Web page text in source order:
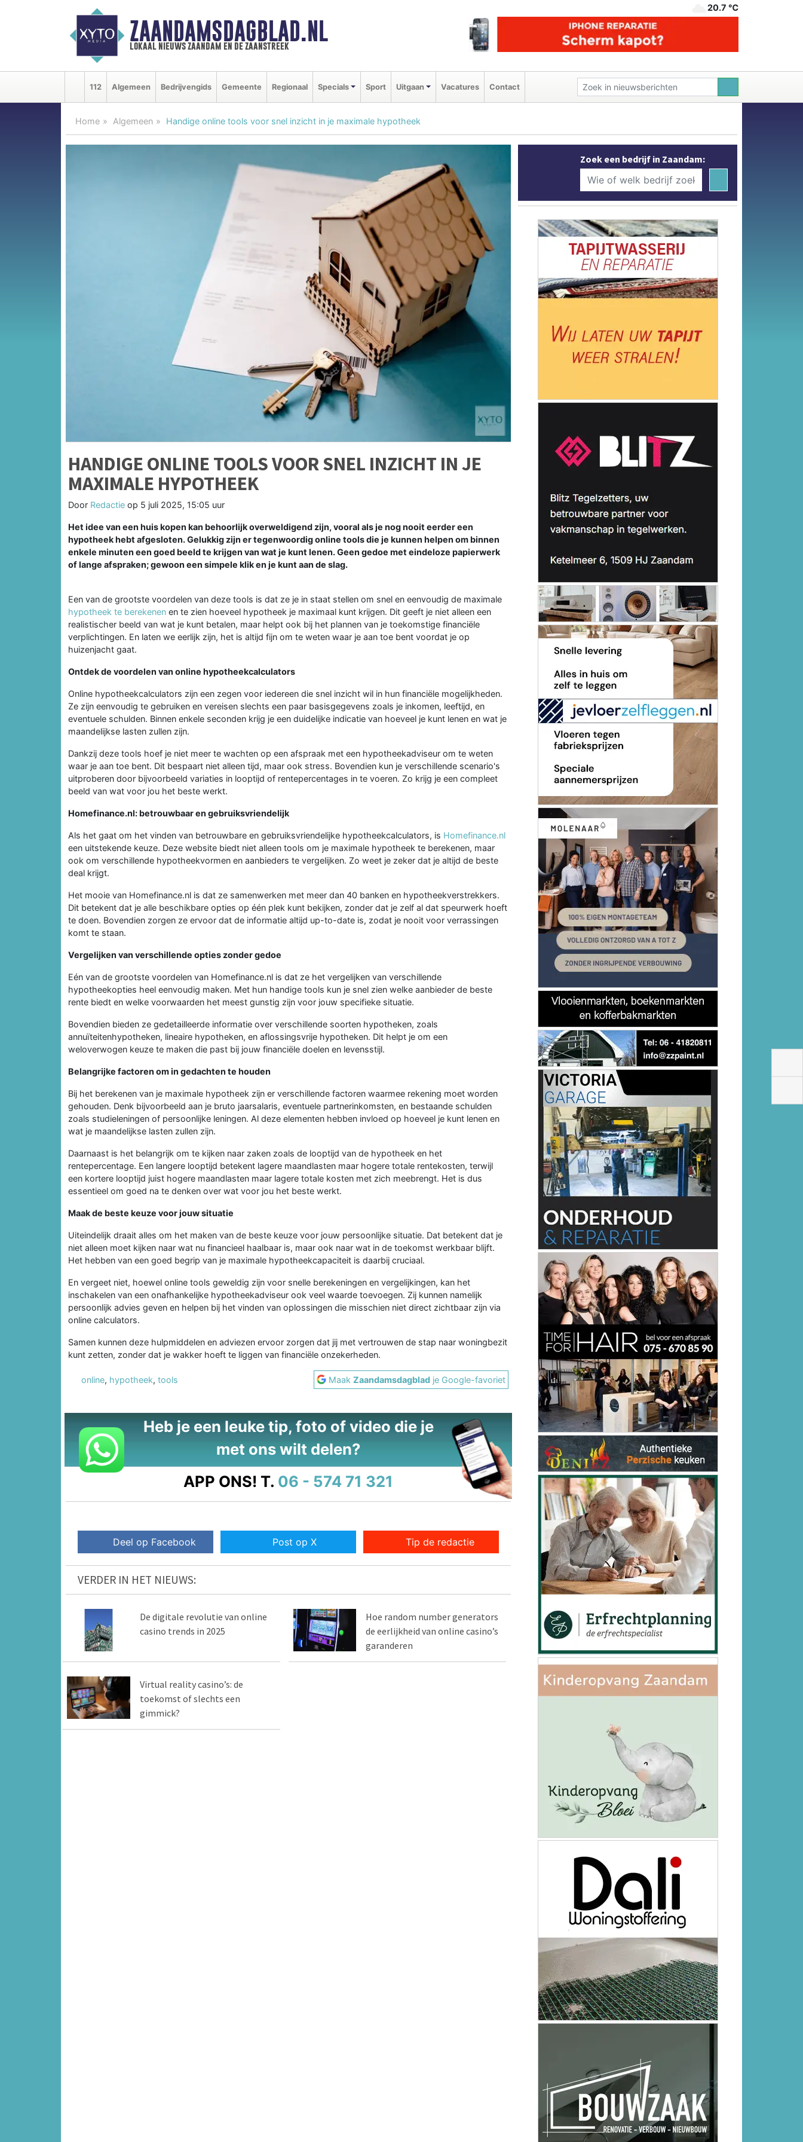
ZAANDAMSDAGBLAD.NL
lokaal nieuws zaandam en de zaanstreek
20.7 ℃
112 Algemeen Bedrijvengids Gemeente Regionaal Specials Sport Uitgaan Vacatures Contact
Home Algemeen Handige online tools voor snel inzicht in je maximale hypotheek
HANDIGE ONLINE TOOLS VOOR SNEL INZICHT IN JE
MAXIMALE HYPOTHEEK
Door Redactie op 5 juli 2025, 15:05 uur
Het idee van een huis kopen kan behoorlijk overweldigend zijn, vooral als je nog nooit eerder een
hypotheek hebt afgesloten. Gelukkig zijn er tegenwoordig online tools die je kunnen helpen om binnen
enkele minuten een goed beeld te krijgen van wat je kunt lenen. Geen gedoe met eindeloze papierwerk
of lange afspraken; gewoon een simpele klik en je kunt aan de slag.
Een van de grootste voordelen van deze tools is dat ze je in staat stellen om snel en eenvoudig de maximale
hypotheek te berekenen en te zien hoeveel hypotheek je maximaal kunt krijgen. Dit geeft je niet alleen een
realistischer beeld van wat je kunt betalen, maar helpt ook bij het plannen van je toekomstige financiële
verplichtingen. En laten we eerlijk zijn, het is altijd fijn om te weten waar je aan toe bent voordat je op
huizenjacht gaat.
Ontdek de voordelen van online hypotheekcalculators
Online hypotheekcalculators zijn een zegen voor iedereen die snel inzicht wil in hun financiële mogelijkheden.
Ze zijn eenvoudig te gebruiken en vereisen slechts een paar basisgegevens zoals je inkomen, leeftijd, en
eventuele schulden. Binnen enkele seconden krijg je een duidelijke indicatie van hoeveel je kunt lenen en wat je
maandelijkse lasten zullen zijn.
Dankzij deze tools hoef je niet meer te wachten op een afspraak met een hypotheekadviseur om te weten
waar je aan toe bent. Dit bespaart niet alleen tijd, maar ook stress. Bovendien kun je verschillende scenario's
uitproberen door bijvoorbeeld variaties in looptijd of rentepercentages in te voeren. Zo krijg je een compleet
beeld van wat voor jou het beste werkt.
Homefinance.nl: betrouwbaar en gebruiksvriendelijk
Als het gaat om het vinden van betrouwbare en gebruiksvriendelijke hypotheekcalculators, is Homefinance.nl
een uitstekende keuze. Deze website biedt niet alleen tools om je maximale hypotheek te berekenen, maar
ook om verschillende hypotheekvormen en aanbieders te vergelijken. Zo weet je zeker dat je altijd de beste
deal krijgt.
Het mooie van Homefinance.nl is dat ze samenwerken met meer dan 40 banken en hypotheekverstrekkers.
Dit betekent dat je alle beschikbare opties op één plek kunt bekijken, zonder dat je zelf al dat speurwerk hoeft
te doen. Bovendien zorgen ze ervoor dat de informatie altijd up-to-date is, zodat je nooit voor verrassingen
komt te staan.
Vergelijken van verschillende opties zonder gedoe
Eén van de grootste voordelen van Homefinance.nl is dat ze het vergelijken van verschillende
hypotheekopties heel eenvoudig maken. Met hun handige tools kun je snel zien welke aanbieder de beste
rente biedt en welke voorwaarden het meest gunstig zijn voor jouw specifieke situatie.
Bovendien bieden ze gedetailleerde informatie over verschillende soorten hypotheken, zoals
annuïteitenhypotheken, lineaire hypotheken, en aflossingsvrije hypotheken. Dit helpt je om een
weloverwogen keuze te maken die past bij jouw financiële doelen en levensstijl.
Belangrijke factoren om in gedachten te houden
Bij het berekenen van je maximale hypotheek zijn er verschillende factoren waarmee rekening moet worden
gehouden. Denk bijvoorbeeld aan je bruto jaarsalaris, eventuele partnerinkomsten, en bestaande schulden
zoals studieleningen of persoonlijke leningen. Al deze elementen hebben invloed op hoeveel je kunt lenen en
wat je maandelijkse lasten zullen zijn.
Daarnaast is het belangrijk om te kijken naar zaken zoals de looptijd van de hypotheek en het
rentepercentage. Een langere looptijd betekent lagere maandlasten maar hogere totale rentekosten, terwijl
een kortere looptijd juist hogere maandlasten maar lagere totale kosten met zich meebrengt. Het is dus
essentieel om goed na te denken over wat voor jou het beste werkt.
Maak de beste keuze voor jouw situatie
Uiteindelijk draait alles om het maken van de beste keuze voor jouw persoonlijke situatie. Dat betekent dat je
niet alleen moet kijken naar wat nu financieel haalbaar is, maar ook naar wat in de toekomst werkbaar blijft.
Het hebben van een goed begrip van je maximale hypotheekcapaciteit is daarbij cruciaal.
En vergeet niet, hoewel online tools geweldig zijn voor snelle berekeningen en vergelijkingen, kan het
inschakelen van een onafhankelijke hypotheekadviseur ook veel waarde toevoegen. Zij kunnen namelijk
persoonlijk advies geven en helpen bij het vinden van oplossingen die misschien niet direct zichtbaar zijn via
online calculators.
Samen kunnen deze hulpmiddelen en adviezen ervoor zorgen dat jij met vertrouwen de stap naar woningbezit
kunt zetten, zonder dat je wakker hoeft te liggen van financiële onzekerheden.
online, hypotheek, tools MaakZaandamsdagblad je Google-favoriet
Heb je een leuke tip, foto of video die je
met ons wilt delen?
APP ONS! T. 06 - 574 71 321
Deel op Facebook Post op X Tip de redactie
VERDER IN HET NIEUWS:
De digitale revolutie van online
casino trends in 2025
Hoe random number generators
de eerlijkheid van online casino’s
garanderen
Virtual reality casino’s: de
toekomst of slechts een
gimmick?
Zoek een bedrijf in Zaandam: